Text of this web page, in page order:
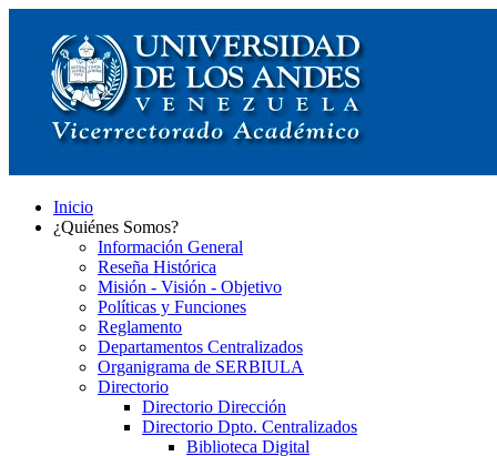
Inicio
¿Quiénes Somos?
Información General
Reseña Histórica
Misión - Visión - Objetivo
Políticas y Funciones
Reglamento
Departamentos Centralizados
Organigrama de SERBIULA
Directorio
Directorio Dirección
Directorio Dpto. Centralizados
Biblioteca Digital